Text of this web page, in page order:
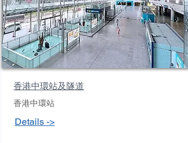
香港中環站及隧道
香港中環站
Details ->